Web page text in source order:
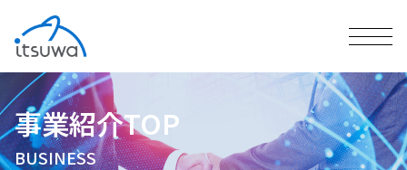
事業紹介TOP
BUSINESS